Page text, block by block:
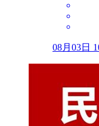
08月03日